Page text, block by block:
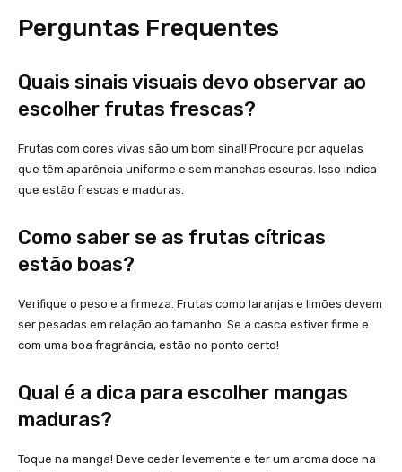
Perguntas Frequentes
Quais sinais visuais devo observar ao
escolher frutas frescas?
Frutas com cores vivas são um bom sinal! Procure por aquelas
que têm aparência uniforme e sem manchas escuras. Isso indica
que estão frescas e maduras.
Como saber se as frutas cítricas
estão boas?
Verifique o peso e a firmeza. Frutas como laranjas e limões devem
ser pesadas em relação ao tamanho. Se a casca estiver firme e
com uma boa fragrância, estão no ponto certo!
Qual é a dica para escolher mangas
maduras?
Toque na manga! Deve ceder levemente e ter um aroma doce na